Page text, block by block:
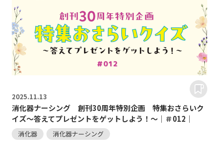
2025.11.13
消化器ナーシング 創刊30周年特別企画 特集おさらいク
イズ～答えてプレゼントをゲットしよう！～｜＃012｜
消化器 消化器ナーシング